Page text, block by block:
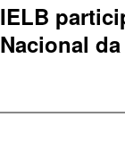
IELB
Nacional